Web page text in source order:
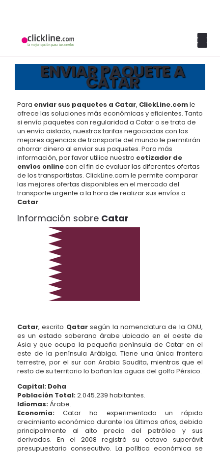
ENVIAR PAQUETE A
CATAR
Para enviar sus paquetes a Catar, ClickLine.comle
ofrece las soluciones más económicas y eficientes. Tanto
si envía paquetes con regularidad a Catar o se trata de
un envío aislado, nuestras tarifas negociadas con las
mejores agencias de transporte del mundo le permitirán
ahorrar dinero al enviar sus paquetes. Para más
información, por favor utilice nuestro cotizador de
envíos onlinecon el fin de evaluar las diferentes ofertas
de los transportistas. ClickLine.com le permite comparar
las mejores ofertas disponibles en el mercado del
transporte urgente a la hora de realizar sus envíos a
Catar.
Información sobre Catar
Catar, escrito Qatarsegún la nomenclatura de la ONU,
es un estado soberano árabe ubicado en el oeste de
Asia y que ocupa la pequeña península de Catar en el
este de la península Arábiga. Tiene una única frontera
terrestre, por el sur con Arabia Saudita, mientras que el
resto de su territorio lo bañan las aguas del golfo Pérsico.
Capital: Doha
Población Total:2.045.239 habitantes.
Idiomas:Árabe.
Economía:Catar ha experimentado un rápido
crecimiento económico durante los últimos años, debido
principalmente al alto precio del petróleo y sus
derivados. En el 2008 registró su octavo superávit
presupuestario consecutivo. La política económica se